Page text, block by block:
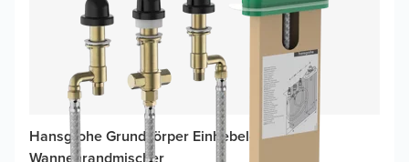
Hansgrohe Grundkörper Einhebel-